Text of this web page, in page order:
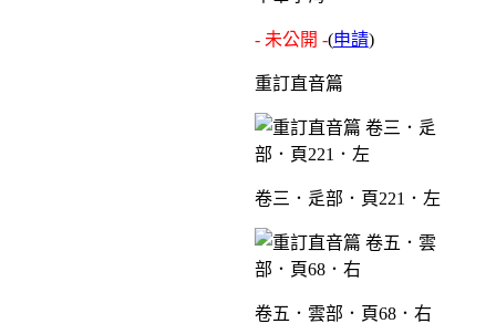
- 未公開 -(申請)
重訂直音篇
卷三．辵部．頁221．左
卷五．雲部．頁68．右